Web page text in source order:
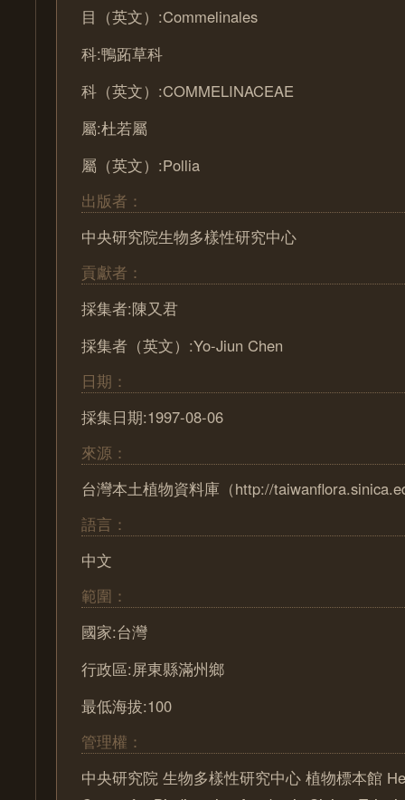
目（英文）:Commelinales
科:鴨跖草科
科（英文）:COMMELINACEAE
屬:杜若屬
屬（英文）:Pollia
出版者：
中央研究院生物多樣性研究中心
貢獻者：
採集者:陳又君
採集者（英文）:Yo-Jiun Chen
日期：
採集日期:1997-08-06
來源：
台灣本土植物資料庫（http://
語言：
中文
範圍：
國家:台灣
行政區:屏東縣滿州鄉
最低海拔:100
管理權：
中央研究院 生物多樣性研究中心 植物標本館